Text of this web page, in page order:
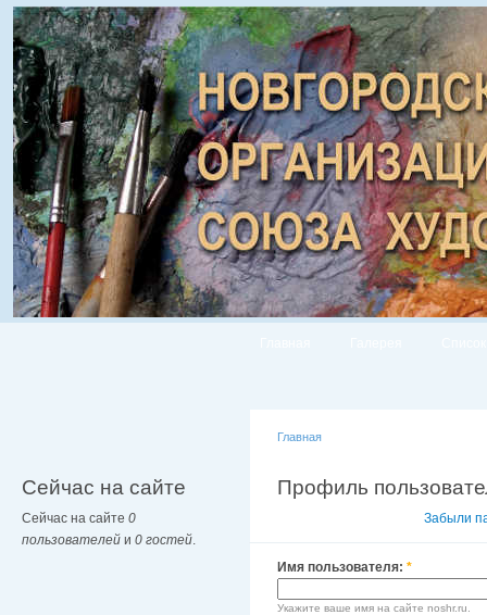
Сейчас на сайте
Сейчас на сайте 0
пользователей и 0 гостей.
Главная
Профиль
Забыли
Имя пользователя: *
Укажите ваше имя на сайте noshr.ru.